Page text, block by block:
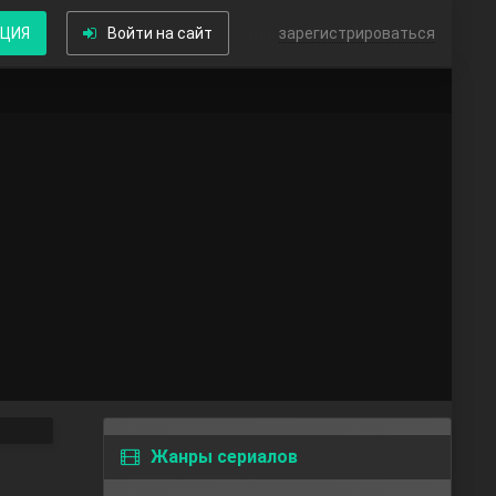
Войти на сайт зарегистрироваться
Жанры сериалов